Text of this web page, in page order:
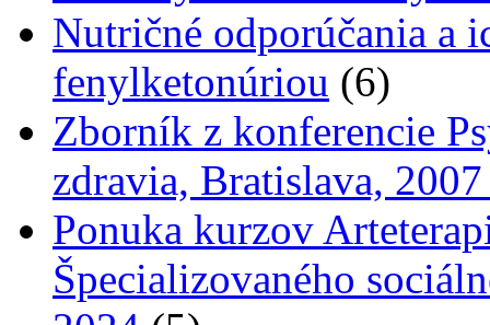
Nutričné odporúčania a
fenylketonúriou (6)
Zborník z konferencie
zdravia, Bratislava,
Ponuka kurzov
Špecializovaného